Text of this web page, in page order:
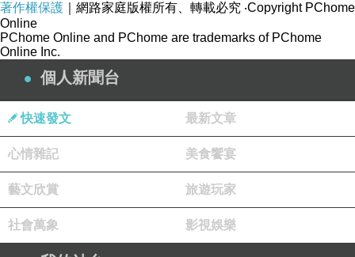
西裝，手裡緊緊抓著一份剛剛簽完的房屋買賣契約。他是
個沒背景的房仲，也是這座都市裡最底層的「韭菜」。他
今天拼了命求主管、找關係，才藉著幫客戶送文件的機會
混進這個頂級會所，只為了能遠遠地看姜芊萱一眼。
「切，那不是信義區那個爆肝小房仲嗎？癩蝦蟆也想吃天
鵝肉，居然跟到這裡來。」「哈哈，聽說他為了追芊萱，
把所有業績獎金拿去買黃金，說要當芊萱的投資顧問？笑
死人，黃金哪有虛擬貨幣賺得快！」周圍幾個富少、投資
客注意到許培倫的目光，紛紛發出毫不掩飾的嘲笑。許培
倫臉色一陣青一陣白，拳頭在西裝褲口袋裡死死握緊。他
著作權保護 ｜網路家庭版權所有、轉載必究 ‧Copyright PChome
Online
PChome Online and PChome are trademarks of PChome
Online Inc.
個人新聞台
快速發文 最新文章
心情雜記 美食饗宴
藝文欣賞 旅遊玩家
社會萬象 影視娛樂